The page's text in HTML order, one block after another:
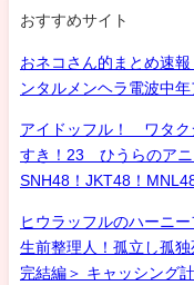
おすすめサイト
おネコさん的まとめ速
ンタルメンヘラ電波中
アイドッフル！ ワタ
すき！23 ひうらのア
SNH48！JKT48！
ヒウラッフルのハーニ
生前整理人！孤立し孤
完結編＞ キャッシング